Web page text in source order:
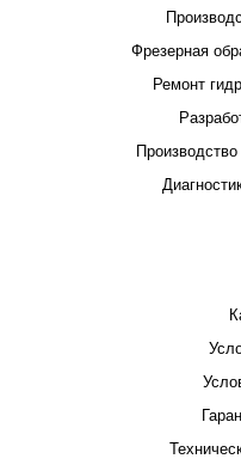
Фрезерная
Ремонт